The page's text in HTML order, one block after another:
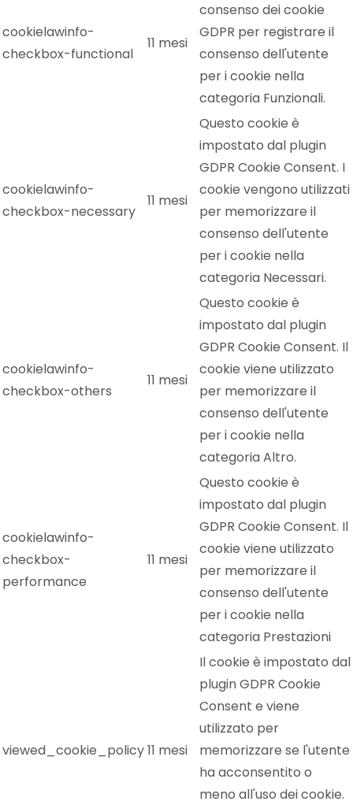
cookielawinfo-
checkbox-functional
11 mesi
consenso dei cookie
GDPR per registrare il
consenso dell'utente
per i cookie nella
categoria Funzionali.
cookielawinfo-
checkbox-necessary
11 mesi
Questo cookie è
impostato dal plugin
GDPR Cookie Consent. I
cookie vengono utilizzati
per memorizzare il
consenso dell'utente
per i cookie nella
categoria Necessari.
cookielawinfo-
checkbox-others
11 mesi
Questo cookie è
impostato dal plugin
GDPR Cookie Consent. Il
cookie viene utilizzato
per memorizzare il
consenso dell'utente
per i cookie nella
categoria Altro.
cookielawinfo-
checkbox-
performance
11 mesi
Questo cookie è
impostato dal plugin
GDPR Cookie Consent. Il
cookie viene utilizzato
per memorizzare il
consenso dell'utente
per i cookie nella
categoria Prestazioni
viewed_cookie_policy11 mesi
Il cookie è impostato dal
plugin GDPR Cookie
Consent e viene
utilizzato per
memorizzare se l'utente
ha acconsentito o
meno all'uso dei cookie.